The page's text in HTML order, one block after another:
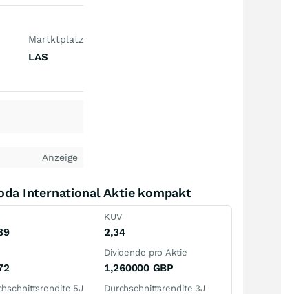
Martktplatz
LAS
Anzeige
International Aktie kompakt
KUV
2,34
Dividende pro Aktie
1,260000 GBP
5J Durchschnittsrendite 3J